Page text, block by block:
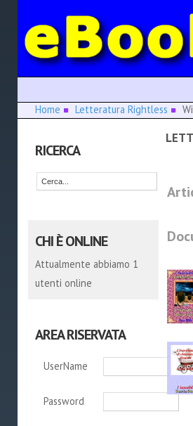
Home
Letteratura Rightless
RICERCA
CHI È ONLINE
Attualmente abbiamo 1
utenti online
AREA RISERVATA
UserName
Password